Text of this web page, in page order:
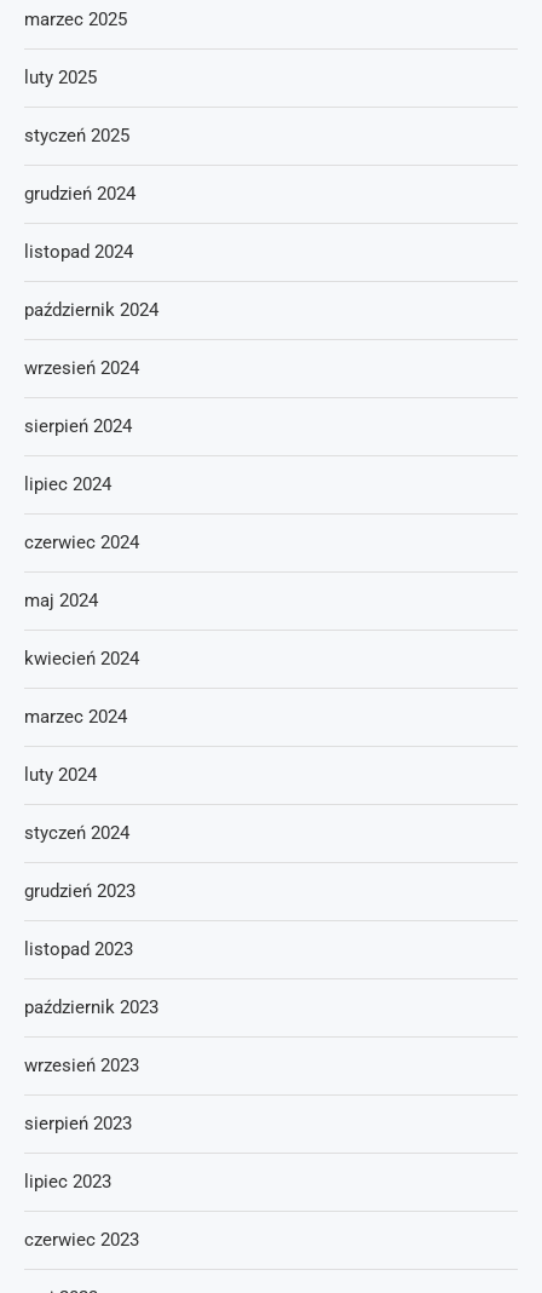
marzec 2025
luty 2025
styczeń 2025
grudzień 2024
listopad 2024
październik 2024
wrzesień 2024
sierpień 2024
lipiec 2024
czerwiec 2024
maj 2024
kwiecień 2024
marzec 2024
luty 2024
styczeń 2024
grudzień 2023
listopad 2023
październik 2023
wrzesień 2023
sierpień 2023
lipiec 2023
czerwiec 2023